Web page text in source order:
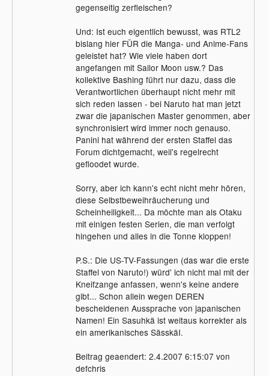
gegenseitig zerfleischen?
Und: Ist euch eigentlich bewusst, was RTL2
bislang hier FÜR die Manga- und Anime-Fans
geleistet hat? Wie viele haben dort
angefangen mit Sailor Moon usw.? Das
kollektive Bashing führt nur dazu, dass die
Verantwortlichen überhaupt nicht mehr mit
sich reden lassen - bei Naruto hat man jetzt
zwar die japanischen Master genommen, aber
synchronisiert wird immer noch genauso.
Panini hat während der ersten Staffel das
Forum dichtgemacht, weil's regelrecht
gefloodet wurde.
Sorry, aber ich kann's echt nicht mehr hören,
diese Selbstbeweihräucherung und
Scheinheiligkeit... Da möchte man als Otaku
mit einigen festen Serien, die man verfolgt
hingehen und alles in die Tonne kloppen!
P.S.: Die US-TV-Fassungen (das war die erste
Staffel von Naruto!) würd' ich nicht mal mit der
Kneifzange anfassen, wenn's keine andere
gibt... Schon allein wegen DEREN
bescheidenen Aussprache von japanischen
Namen! Ein Sasuhkä ist weitaus korrekter als
ein amerikanisches SässkäI.
Beitrag geaendert: 2.4.2007 6:15:07 von
defchris